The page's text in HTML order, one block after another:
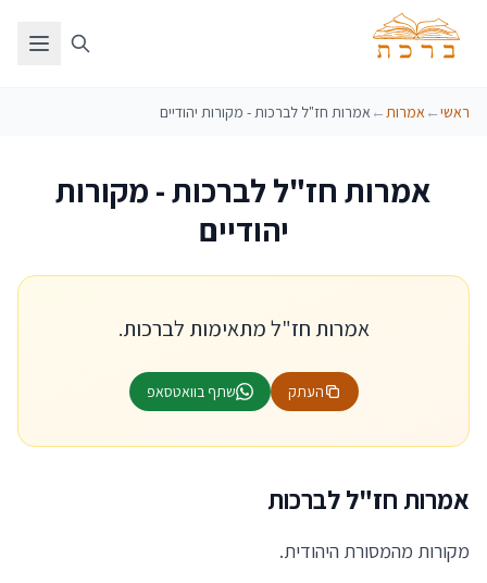
ראשי← אמרות← אמרות חז"ל לברכות - מקורות יהודיים
אמרות חז"ל לברכות - מקורות
יהודיים
אמרות חז"ל מתאימות לברכות.
העתק שתף בוואטסאפ
אמרות חז"ל לברכות
מקורות מהמסורת היהודית.